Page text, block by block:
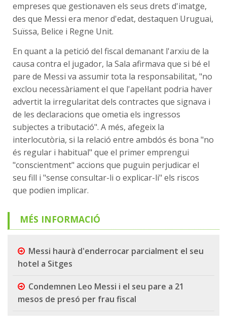
empreses que gestionaven els seus drets d'imatge,
des que Messi era menor d'edat, destaquen Uruguai,
Suïssa, Belice i Regne Unit.
En quant a la petició del fiscal demanant l'arxiu de la
causa contra el jugador, la Sala afirmava que si bé el
pare de Messi va assumir tota la responsabilitat, "no
exclou necessàriament el que l'apel·lant podria haver
advertit la irregularitat dels contractes que signava i
de les declaracions que ometia els ingressos
subjectes a tributació". A més, afegeix la
interlocutòria, si la relació entre ambdós és bona "no
és regular i habitual" que el primer emprengui
"conscientment" accions que puguin perjudicar el
seu fill i "sense consultar-li o explicar-li" els riscos
que podien implicar.
MÉS INFORMACIÓ
Messi haurà d'enderrocar parcialment el seu
hotel a Sitges
Condemnen Leo Messi i el seu pare a 21
mesos de presó per frau fiscal